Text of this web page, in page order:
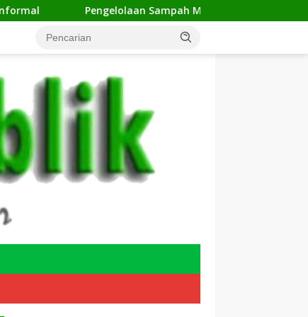
Pengelolaan Sampah Makin Efisien, Dosen Ilmu Komputer